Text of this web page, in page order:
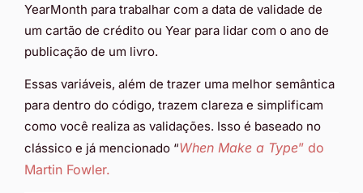
YearMonth para trabalhar com a data de validade de
um cartão de crédito ou Year para lidar com o ano de
publicação de um livro.
Essas variáveis, além de trazer uma melhor semântica
para dentro do código, trazem clareza e simplificam
como você realiza as validações. Isso é baseado no
clássico e já mencionado “When Make a Type” do
Martin Fowler.